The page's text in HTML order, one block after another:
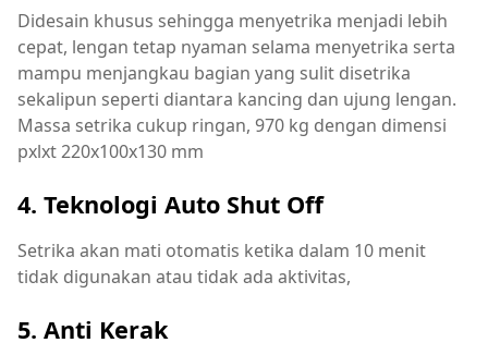
Didesain khusus sehingga menyetrika menjadi lebih
cepat, lengan tetap nyaman selama menyetrika serta
mampu menjangkau bagian yang sulit disetrika
sekalipun seperti diantara kancing dan ujung lengan.
Massa setrika cukup ringan, 970 kg dengan dimensi
pxlxt 220x100x130 mm
4. Teknologi Auto Shut Off
Setrika akan mati otomatis ketika dalam 10 menit
tidak digunakan atau tidak ada aktivitas,
5. Anti Kerak